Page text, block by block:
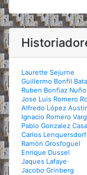
Laurette Sejurne
Guillermo Bonfil
Ruben Bonfiaz Nuño
Jose Luis Romero
Alfredo López
Ignacio Romero
Pablo Gonzalez
Carlos Lenquersdorf
Ramón Grosfoguel
Enrique Dussel
Jaques Lafaye
Jacobo Grinberg